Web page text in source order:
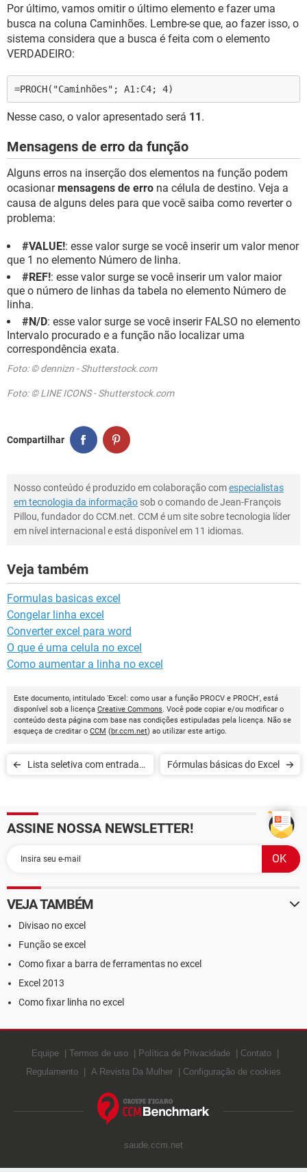
Por último, vamos omitir o último elemento e fazer uma
busca na coluna Caminhões. Lembre-se que, ao fazer isso, o
sistema considera que a busca é feita com o elemento
VERDADEIRO:
=PROCH("Caminhões"; A1:C4; 4)
Nesse caso, o valor apresentado será 11 .
Mensagens de erro da função
Alguns erros na inserção dos elementos na função podem
ocasionarmensagens de erro na célula de destino. Veja a
causa de alguns deles para que você saiba como reverter o
problema:
#VALUE!: esse valor surge se você inserir um valor menor
que 1 no elemento Número de linha.
#REF!: esse valor surge se você inserir um valor maior
que o número de linhas da tabela no elemento Número de
linha.
#N/D: esse valor surge se você inserir FALSO no elemento
Intervalo procurado e a função não localizar uma
correspondência exata.
Foto: © dennizn - Shutterstock.com
Foto: © LINE ICONS - Shutterstock.com
Compartilhar
Nosso conteúdo é produzido em colaboração comespecialistas
em tecnologia da informação sob o comando de Jean-François
Pillou, fundador do CCM.net. CCM é um site sobre tecnologia líder
em nível internacional e está disponível em 11 idiomas.
Veja também
Formulas basicas excel
Congelar linha excel
Converter excel para word
O que é uma celula no excel
Como aumentar a linha no excel
Este documento, intitulado 'Excel: como usar a função PROCV e PROCH', está
disponível sob a licença Creative Commons. Você pode copiar e/ou modificar o
conteúdo desta página com base nas condições estipuladas pela licença. Não se
esqueça de creditar o CCM (br.ccm.net) ao utilizar este artigo.
Lista seletiva com entrada
Fórmulas básicas do Excel
ASSINE NOSSA NEWSLETTER!
VEJA TAMBÉM
Divisao no excel
Função se excel
Como fixar a barra de ferramentas no excel
Excel 2013
Como fixar linha no excel
Equipe Termos de uso Política de Privacidade
Contato
Regulamento
A Revista Da Mulher Configuração de cookies
saude.ccm.net